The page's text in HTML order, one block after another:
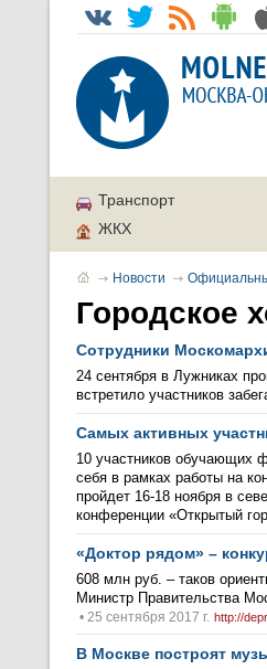
Транспорт
ЖКХ
Новости
Городское
Сотрудники
24 сентября в Лужниках
встретило участников
Самых активных
10 участников обучающих
себя в рамках работы на
пройдет 16-18 ноября в
конференции «Открытый
«Доктор рядом» –
608 млн руб. – таков
Министр Правительства
• 25 сентября 2017 г. http://
В Москве построят